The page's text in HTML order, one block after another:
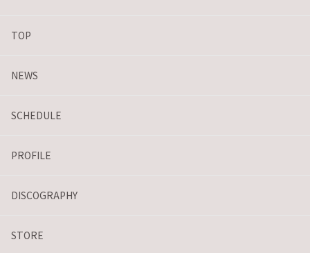
TOP
NEWS
SCHEDULE
PROFILE
DISCOGRAPHY
STORE